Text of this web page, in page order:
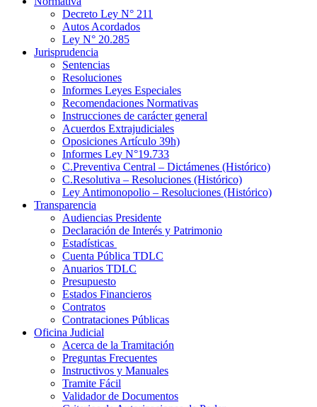
Decreto Ley N° 211
Autos Acordados
Ley N° 20.285
Jurisprudencia
Sentencias
Resoluciones
Informes Leyes Especiales
Recomendaciones Normativas
Instrucciones de carácter general
Acuerdos Extrajudiciales
Oposiciones Artículo 39h)
Informes Ley N°19.733
C.Preventiva Central – Dictámenes (Histórico)
C.Resolutiva – Resoluciones (Histórico)
Ley Antimonopolio – Resoluciones (Histórico)
Transparencia
Audiencias Presidente
Declaración de Interés y Patrimonio
Estadísticas
Cuenta Pública TDLC
Anuarios TDLC
Presupuesto
Estados Financieros
Contratos
Contrataciones Públicas
Oficina Judicial
Acerca de la Tramitación
Preguntas Frecuentes
Instructivos y Manuales
Tramite Fácil
Validador de Documentos